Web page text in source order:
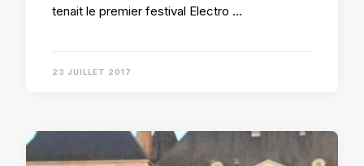
tenait le premier festival Electro …
23 JUILLET 2017